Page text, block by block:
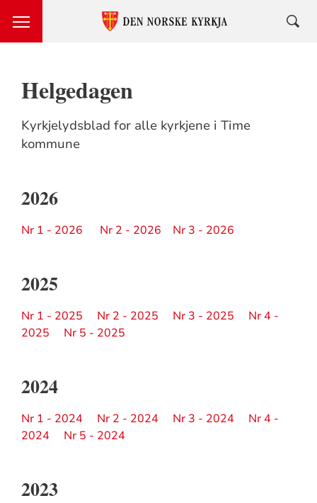
Helgedagen
Kyrkjelydsblad for alle kyrkjene i Time
kommune
2026
Nr 1 - 2026 Nr 2 - 2026 Nr 3 - 2026
2025
Nr 1 - 2025 Nr 2 - 2025 Nr 3 - 2025
Nr 4 -
2025
Nr 5 - 2025
2024
Nr 1 - 2024 Nr 2 - 2024 Nr 3 - 2024
Nr 4 -
2024
Nr 5 - 2024
2023